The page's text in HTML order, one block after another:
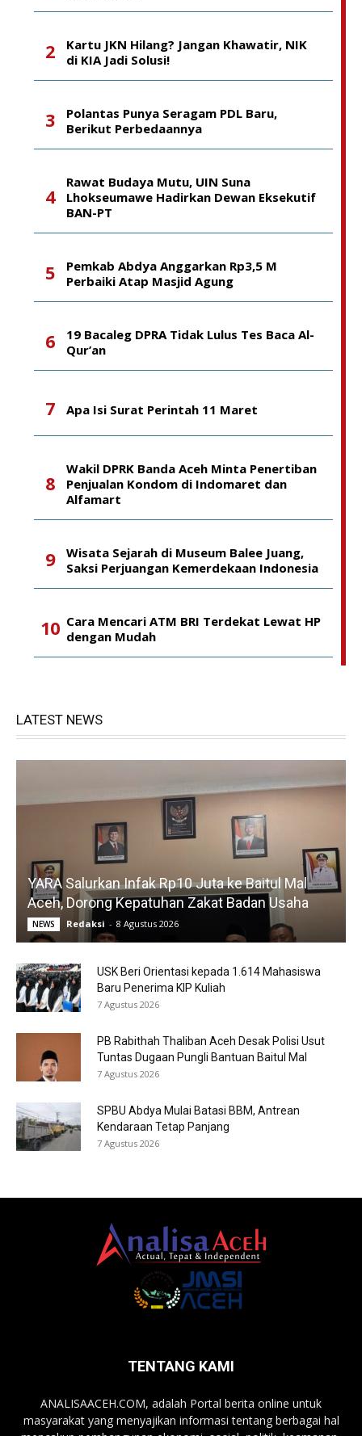
Kartu JKN Hilang? Jangan Khawatir, NIK
di KIA Jadi Solusi!
Polantas Punya Seragam PDL Baru,
Berikut Perbedaannya
Rawat Budaya Mutu, UIN Suna
Lhokseumawe Hadirkan Dewan Eksekutif
BAN-PT
Pemkab Abdya Anggarkan Rp3,5 M
Perbaiki Atap Masjid Agung
19 Bacaleg DPRA Tidak Lulus Tes Baca Al-
Qur’an
Apa Isi Surat Perintah 11 Maret
Wakil DPRK Banda Aceh Minta Penertiban
Penjualan Kondom di Indomaret dan
Alfamart
Wisata Sejarah di Museum Balee Juang,
Saksi Perjuangan Kemerdekaan Indonesia
Cara Mencari ATM BRI Terdekat Lewat HP
dengan Mudah
LATEST NEWS
YARA Salurkan Infak Rp10 Juta ke Baitul Mal
Aceh, Dorong Kepatuhan Zakat Badan Usaha
NEWS Redaksi - 8 Agustus 2026
USK Beri Orientasi kepada 1.614 Mahasiswa
Baru Penerima KIP Kuliah
7 Agustus 2026
PB Rabithah Thaliban Aceh Desak Polisi Usut
Tuntas Dugaan Pungli Bantuan Baitul Mal
7 Agustus 2026
SPBU Abdya Mulai Batasi BBM, Antrean
Kendaraan Tetap Panjang
7 Agustus 2026
TENTANG KAMI
ANALISAACEH.COM, adalah Portal berita online untuk
masyarakat yang menyajikan informasi tentang berbagai hal